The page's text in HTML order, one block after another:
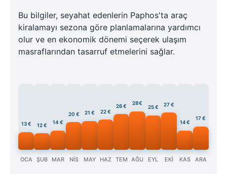
Bu bilgiler, seyahat edenlerin Paphos'ta araç
kiralamayı sezona göre planlamalarına yardımcı
olur ve en ekonomik dönemi seçerek ulaşım
masraflarından tasarruf etmelerini sağlar.
13 €
OCA
12 €
ŞUB
14 €
MAR
20 €
NİS
21 €
MAY
22 €
HAZ
26 €
TEM
28 €
AĞU
25 €
EYL
27 €
EKİ
14 €
KAS
17 €
ARA